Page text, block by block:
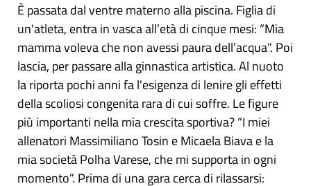
È passata dal ventre materno alla piscina. Figlia di
un'atleta, entra in vasca all’età di cinque mesi: “Mia
mamma voleva che non avessi paura dell’acqua”. Poi
lascia, per passare alla ginnastica artistica. Al nuoto
la riporta pochi anni fa l'esigenza di lenire gli effetti
della scoliosi congenita rara di cui soffre. Le figure
più importanti nella mia crescita sportiva? “I miei
allenatori Massimiliano Tosin e Micaela Biava e la
mia società Polha Varese, che mi supporta in ogni
momento”. Prima di una gara cerca di rilassarsi: